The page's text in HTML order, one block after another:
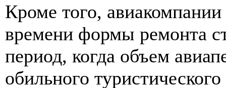
Кроме того,
времени формы ремонта
период, когда объем
обильного